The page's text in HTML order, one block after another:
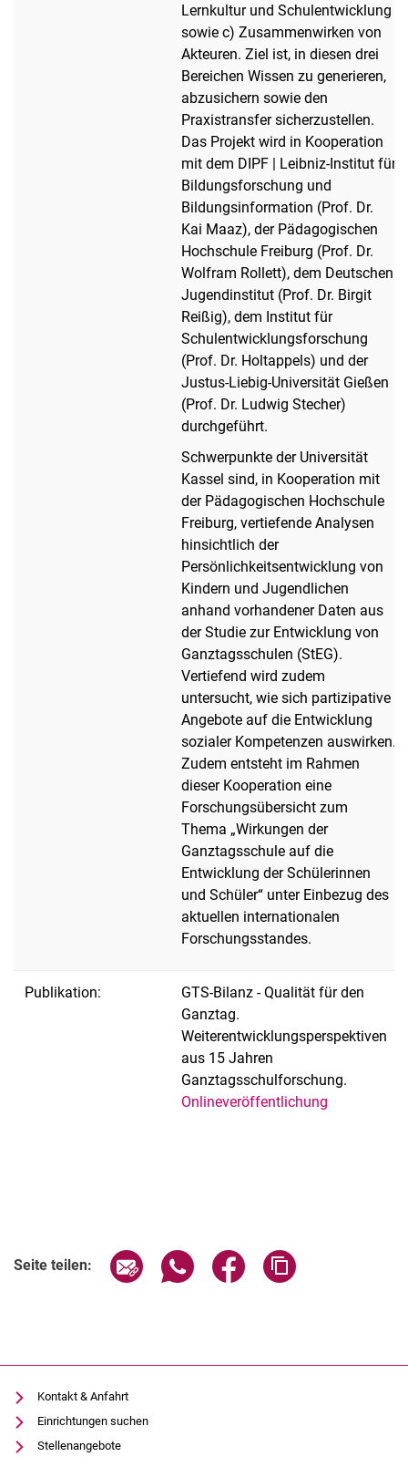
Lernkultur und Schulentwicklung
sowie c) Zusammenwirken von
Akteuren. Ziel ist, in diesen drei
Bereichen Wissen zu generieren,
abzusichern sowie den
Praxistransfer sicherzustellen.
Das Projekt wird in Kooperation
mit dem DIPF | Leibniz-Institut für
Bildungsforschung und
Bildungsinformation (Prof. Dr.
Kai Maaz), der Pädagogischen
Hochschule Freiburg (Prof. Dr.
Wolfram Rollett), dem Deutschen
Jugendinstitut (Prof. Dr. Birgit
Reißig), dem Institut für
Schulentwicklungsforschung
(Prof. Dr. Holtappels) und der
Justus-Liebig-Universität Gießen
(Prof. Dr. Ludwig Stecher)
durchgeführt.
Schwerpunkte der Universität
Kassel sind, in Kooperation mit
der Pädagogischen Hochschule
Freiburg, vertiefende Analysen
hinsichtlich der
Persönlichkeitsentwicklung von
Kindern und Jugendlichen
anhand vorhandener Daten aus
der Studie zur Entwicklung von
Ganztagsschulen (StEG).
Vertiefend wird zudem
untersucht, wie sich partizipative
Angebote auf die Entwicklung
sozialer Kompetenzen auswirken.
Zudem entsteht im Rahmen
dieser Kooperation eine
Forschungsübersicht zum
Thema „Wirkungen der
Ganztagsschule auf die
Entwicklung der Schülerinnen
und Schüler“ unter Einbezug des
aktuellen internationalen
Forschungsstandes.
Publikation:
GTS-Bilanz - Qualität für den
Ganztag.
Weiterentwicklungsperspektiven
aus 15 Jahren
Ganztagsschulforschung.
Onlineveröffentlichung
Seite teilen: Seite über E-Mail teilen
Seite über WhatsApp teilen
Seite über Facebook
Kontakt & Anfahrt
Einrichtungen suchen
Stellenangebote